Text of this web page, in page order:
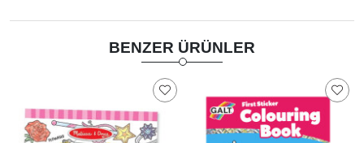
BENZER ÜRÜNLER